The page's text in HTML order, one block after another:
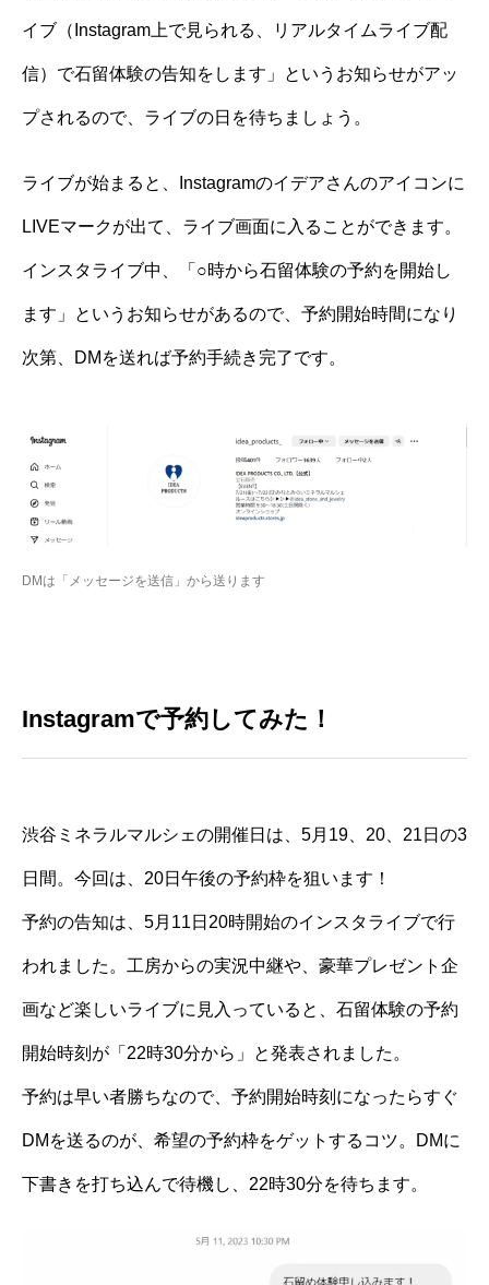
イブ（Instagram上で見られる、リアルタイムライブ配
信）で石留体験の告知をします」というお知らせがアッ
プされるので、ライブの日を待ちましょう。
ライブが始まると、Instagramのイデアさんのアイコンに
LIVEマークが出て、ライブ画面に入ることができます。
インスタライブ中、「○時から石留体験の予約を開始し
ます」というお知らせがあるので、予約開始時間になり
次第、DMを送れば予約手続き完了です。
DMは「メッセージを送信」から送ります
Instagramで予約してみた！
渋谷ミネラルマルシェの開催日は、5月19、20、21日の3
日間。今回は、20日午後の予約枠を狙います！
予約の告知は、5月11日20時開始のインスタライブで行
われました。工房からの実況中継や、豪華プレゼント企
画など楽しいライブに見入っていると、石留体験の予約
開始時刻が「22時30分から」と発表されました。
予約は早い者勝ちなので、予約開始時刻になったらすぐ
DMを送るのが、希望の予約枠をゲットするコツ。DMに
下書きを打ち込んで待機し、22時30分を待ちます。